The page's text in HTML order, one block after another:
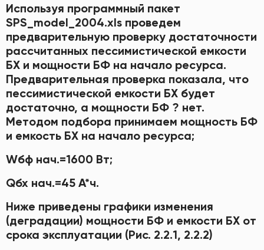
Используя программный пакет
SPS_model_2004.xls проведем
предварительную проверку достаточности
рассчитанных пессимистической емкости
БХ и мощности БФ на начало ресурса.
Предварительная проверка показала, что
пессимистической емкости БХ будет
достаточно, а мощности БФ ? нет.
Методом подбора принимаем мощность БФ
и емкость БХ на начало ресурса;
Wбф нач.=1600 Вт;
Qбх нач.=45 А*ч.
Ниже приведены графики изменения
(деградации) мощности БФ и емкости БХ от
срока эксплуатации (Рис. 2.2.1, 2.2.2)